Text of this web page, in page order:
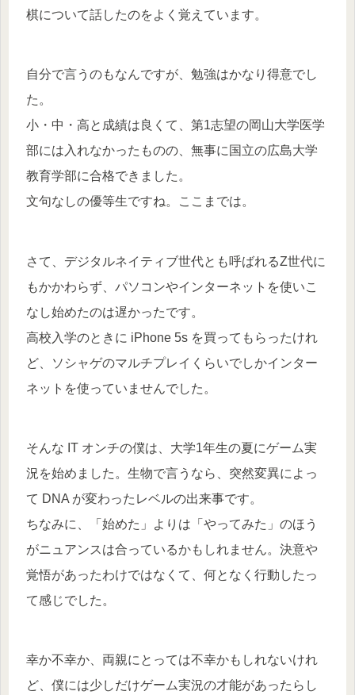
棋について話したのをよく覚えています。
自分で言うのもなんですが、勉強はかなり得意でし
た。
小・中・高と成績は良くて、第1志望の岡山大学医学
部には入れなかったものの、無事に国立の広島大学
教育学部に合格できました。
文句なしの優等生ですね。ここまでは。
さて、デジタルネイティブ世代とも呼ばれるZ世代に
もかかわらず、パソコンやインターネットを使いこ
なし始めたのは遅かったです。
高校入学のときに iPhone 5s を買ってもらったけれ
ど、ソシャゲのマルチプレイくらいでしかインター
ネットを使っていませんでした。
そんな IT オンチの僕は、大学1年生の夏にゲーム実
況を始めました。生物で言うなら、突然変異によっ
て DNA が変わったレベルの出来事です。
ちなみに、「始めた」よりは「やってみた」のほう
がニュアンスは合っているかもしれません。決意や
覚悟があったわけではなくて、何となく行動したっ
て感じでした。
幸か不幸か、両親にとっては不幸かもしれないけれ
ど、僕には少しだけゲーム実況の才能があったらし